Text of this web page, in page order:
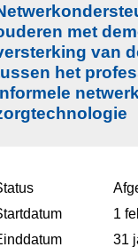
met
van
het
1
31